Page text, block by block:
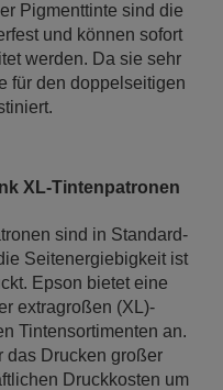
Pigmenttinte sind die
und können sofort
werden. Da sie sehr
für den doppelseitigen
XL-Tintenpatronen
sind in Standard-
Seitenergiebigkeit ist
Epson bietet eine
extragroßen (XL)-
Tintensortimenten an.
das Drucken großer
Druckkosten um